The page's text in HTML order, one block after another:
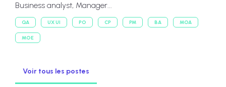
Business analyst, Manager...
QA UX UI PO CP PM BA MOA
MOE
Voir tous les postes